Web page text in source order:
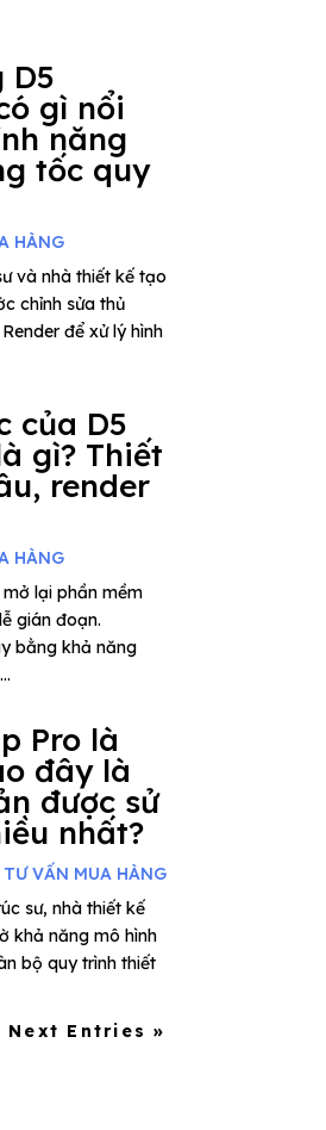
D5
gì nổi
năng
tốc quy
HÀNG
và nhà thiết kế tạo
chỉnh sửa thủ
để xử lý hình
của D5
gì? Thiết
render
HÀNG
lại phần mềm
gián đoạn.
bằng khả năng
Pro là
đây là
được sử
nhất?
TƯ VẤN MUA HÀNG
sư, nhà thiết kế
khả năng mô hình
bộ quy trình thiết
Next Entries »